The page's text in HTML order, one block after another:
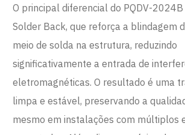
O principal diferencial do PQDV-
Solder Back, que reforça a blindagem
meio de solda na estrutura, reduzindo
significativamente a entrada de
eletromagnéticas. O resultado é uma
limpa e estável, preservando a
mesmo em instalações com múltiplos